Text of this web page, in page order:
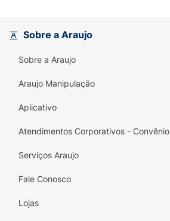
Sobre a Araujo
Sobre a Araujo
Araujo Manipulação
Aplicativo
Atendimentos Corporativos - Convênio
Serviços Araujo
Fale Conosco
Lojas